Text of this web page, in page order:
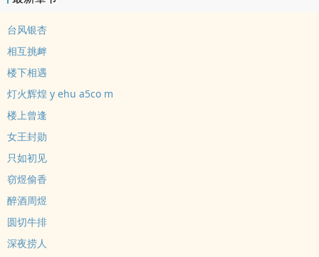
不堪入目的世界算了，反正脸皮厚是她的优势，硬着头皮还能抢救一
波只是待男人抬起头，慢条斯理睨向她时居然是她高中三年恋而不得
提供甲方爸爸是苦恋三年的高中男神 (h)最新章节,甲方爸爸是苦恋三
年的高中男神 (h)最新更新章节,天涯书库免费稳定急速专业无弹窗
台风银杏
相互挑衅
楼下相遇
灯火辉煌 y ehu a5co m
楼上曾逢
女王封勋
只如初见
窃煜偷香
醉酒周煜
圆切牛排
深夜捞人